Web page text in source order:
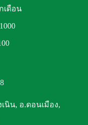
เดือน
นิน, อ.ดอนเมือง,